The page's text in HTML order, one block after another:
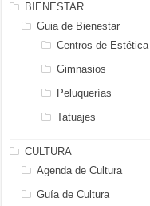
BIENESTAR
Guia de Bienestar
Centros de Estética
Gimnasios
Peluquerías
Tatuajes
CULTURA
Agenda de Cultura
Guía de Cultura